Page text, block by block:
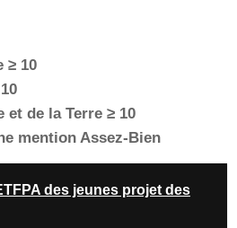
≥ 10
et de la Terre ≥ 10
mention Assez-Bien
des jeunes projet des